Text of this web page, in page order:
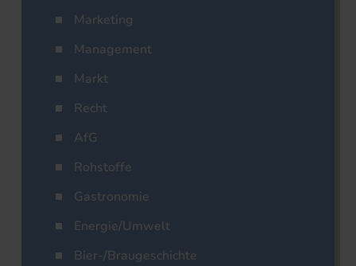
Marketing
Management
Markt
Recht
AfG
Rohstoffe
Gastronomie
Energie/Umwelt
Bier-/Braugeschichte